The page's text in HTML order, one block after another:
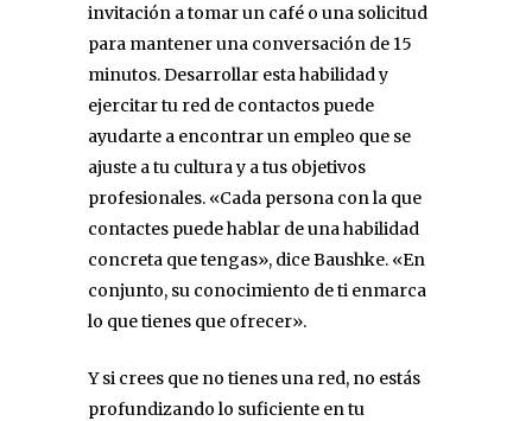
invitación a tomar un café o una solicitud
para mantener una conversación de 15
minutos. Desarrollar esta habilidad y
ejercitar tu red de contactos puede
ayudarte a encontrar un empleo que se
ajuste a tu cultura y a tus objetivos
profesionales. «Cada persona con la que
contactes puede hablar de una habilidad
concreta que tengas», dice Baushke. «En
conjunto, su conocimiento de ti enmarca
lo que tienes que ofrecer».
Y si crees que no tienes una red, no estás
profundizando lo suficiente en tu